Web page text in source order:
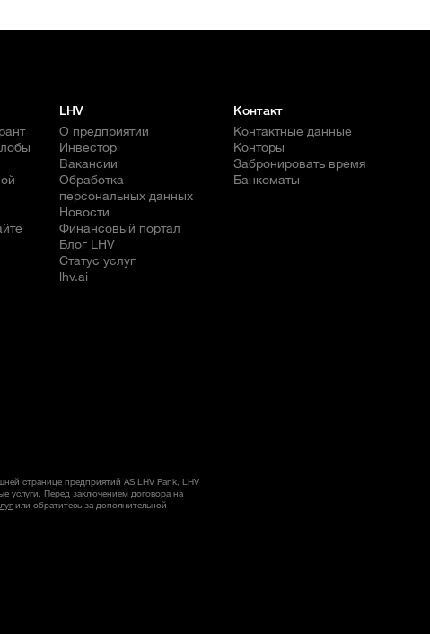
LHV
О предприятии
Инвестор
Вакансии
Обработка
персональных данных
Новости
Финансовый портал
Блог LHV
Статус услуг
lhv.ai
Контакт
Контактные данные
Конторы
Забронировать время
Банкоматы
странице предприятий AS LHV Pank, LHV
услуги. Перед заключением договора на
или обратитесь за дополнительной